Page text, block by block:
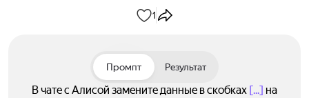
1
Промпт Результат
В чате с Алисой замените данные в скобках [...] на